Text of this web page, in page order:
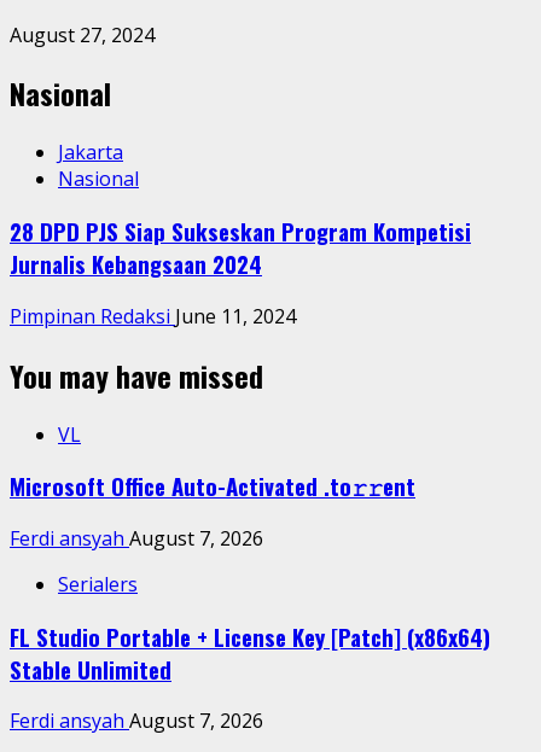
August 27, 2024
Nasional
Jakarta
Nasional
28 DPD PJS Siap Sukseskan Program Kompetisi
Jurnalis Kebangsaan 2024
Pimpinan Redaksi June 11, 2024
You may have missed
VL
Microsoft Office Auto-Activated .tо𝚛𝚛еnt
Ferdi ansyah August 7, 2026
Serialers
FL Studio Portable + License Key [Patch] (x86x64)
Stable Unlimited
Ferdi ansyah August 7, 2026